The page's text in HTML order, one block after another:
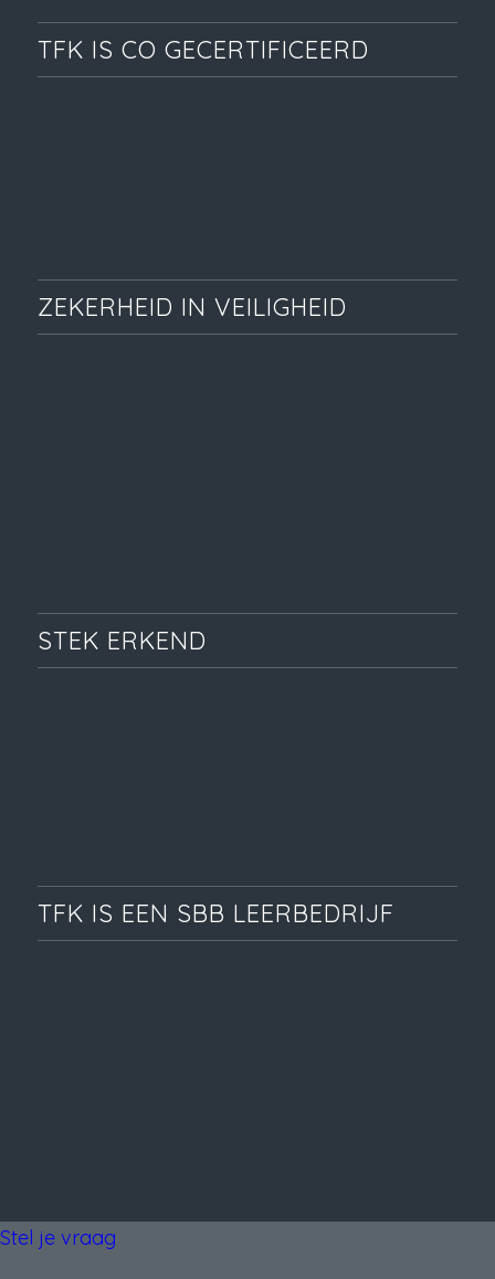
TFK IS CO GECERTIFICEERD
ZEKERHEID IN VEILIGHEID
STEK ERKEND
TFK IS EEN SBB LEERBEDRIJF
Stel je vraag